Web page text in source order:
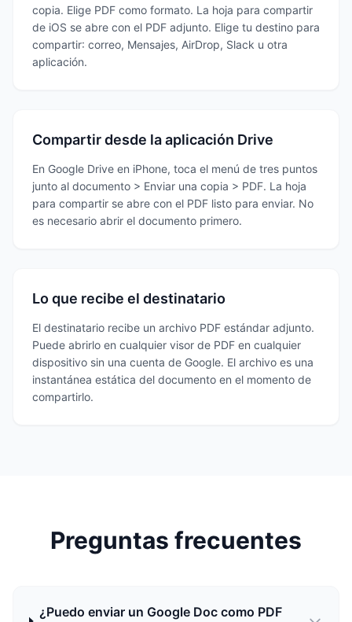
copia. Elige PDF como formato. La hoja para compartir
de iOS se abre con el PDF adjunto. Elige tu destino para
compartir: correo, Mensajes, AirDrop, Slack u otra
aplicación.
Compartir desde la aplicación Drive
En Google Drive en iPhone, toca el menú de tres puntos
junto al documento > Enviar una copia > PDF. La hoja
para compartir se abre con el PDF listo para enviar. No
es necesario abrir el documento primero.
Lo que recibe el destinatario
El destinatario recibe un archivo PDF estándar adjunto.
Puede abrirlo en cualquier visor de PDF en cualquier
dispositivo sin una cuenta de Google. El archivo es una
instantánea estática del documento en el momento de
compartirlo.
Preguntas frecuentes
¿Puedo enviar un Google Doc como PDF